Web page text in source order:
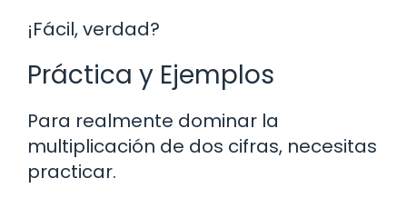
¡Fácil, verdad?
Práctica y Ejemplos
Para realmente dominar la
multiplicación de dos cifras, necesitas
practicar.